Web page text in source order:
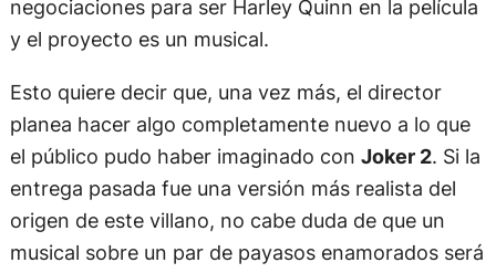
negociaciones para ser Harley Quinn en la película
y el proyecto es un musical.
Esto quiere decir que, una vez más, el director
planea hacer algo completamente nuevo a lo que
el público pudo haber imaginado con Joker 2. Si la
entrega pasada fue una versión más realista del
origen de este villano, no cabe duda de que un
musical sobre un par de payasos enamorados será